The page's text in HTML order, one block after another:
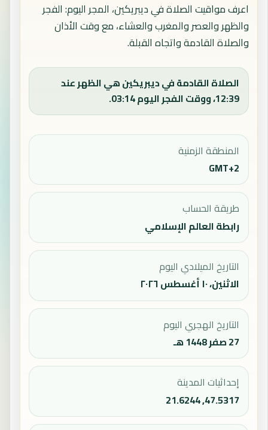
اعرف مواقيت الصلاة في ديبريكين، المجر اليوم: الفجر
والظهر والعصر والمغرب والعشاء، مع وقت الأذان
والصلاة القادمة واتجاه القبلة.
الصلاة القادمة في ديبريكين هي الظهر عند
12:39، ووقت الفجر اليوم 03:14.
المنطقة الزمنية
GMT+2
طريقة الحساب
رابطة العالم الإسلامي
التاريخ الميلادي اليوم
الاثنين، ١٠ أغسطس ٢٠٢٦
التاريخ الهجري اليوم
27 صفر 1448 هـ
إحداثيات المدينة
47.5317, 21.6244